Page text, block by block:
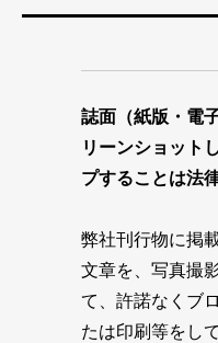
誌面（紙版・電
リーンショット
プすることは法
弊社刊行物に掲
文章を、写真撮
て、許諾なくブ
たは印刷等をし